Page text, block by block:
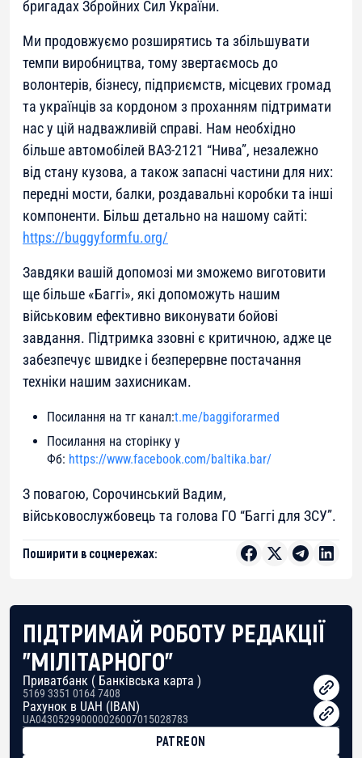
бригадах Збройних Сил України.
Ми продовжуємо розширятись та збільшувати
темпи виробництва, тому звертаємось до
волонтерів, бізнесу, підприємств, місцевих громад
та українців за кордоном з проханням підтримати
нас у цій надважливій справі. Нам необхідно
більше автомобілей ВАЗ-2121 “Нива”, незалежно
від стану кузова, а також запасні частини для них:
передні мости, балки, роздавальні коробки та інші
компоненти. Більш детально на нашому сайті:
https://buggyformfu.org/
Завдяки вашій допомозі ми зможемо виготовити
ще більше «Баггі», які допоможуть нашим
військовим ефективно виконувати бойові
завдання. Підтримка ззовні є критичною, адже це
забезпечує швидке і безперервне постачання
техніки нашим захисникам.
Посилання на тг канал:t.me/baggiforarmed
Посилання на сторінку у
Фб: https://www.facebook.com/baltika.bar/
З повагою, Сорочинський Вадим,
військовослужбовець та голова ГО “Баггі для ЗСУ”.
Поширити в соцмережах:
ПІДТРИМАЙ РОБОТУ РЕДАКЦІЇ
"МІЛІТАРНОГО"
Приватбанк ( Банківська карта )
5169 3351 0164 7408
Рахунок в UAH (IBAN)
UA043052990000026007015028783
PATREON